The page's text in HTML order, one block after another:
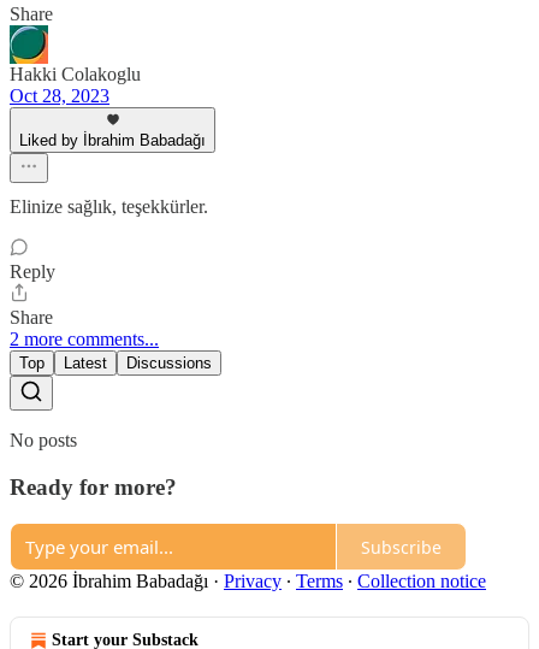
Share
Hakki Colakoglu
Oct 28, 2023
Liked by İbrahim Babadağı
Elinize sağlık, teşekkürler.
Reply
Share
2 more comments...
Top Latest Discussions
No posts
Ready for more?
Subscribe
© 2026 İbrahim Babadağı · Privacy ∙ Terms ∙ Collection notice
Start your Substack